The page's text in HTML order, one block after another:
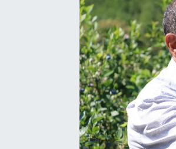
RESMİ İLAN